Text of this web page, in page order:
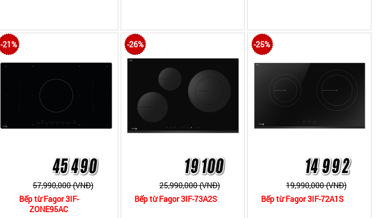
-21%
57,990,000 (VNĐ)
Bếp từ Fagor 3IF-
ZONE95AC
-26%
25,990,000 (VNĐ)
Bếp từ Fagor 3IF-73A2S
-25%
19,990,000 (VNĐ)
Bếp từ Fagor 3IF-72A1S